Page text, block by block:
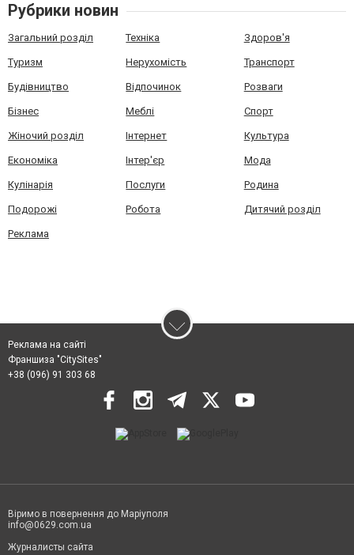
Рубрики новин
Загальний розділ Техніка Здоров'я
Туризм Нерухомість Транспорт
Будівництво Відпочинок Розваги
Бізнес Меблі Спорт
Жіночий розділ Інтернет Культура
Економіка Інтер'єр Мода
Кулінарія Послуги Родина
Подорожі Робота Дитячий розділ
Реклама
Реклама на сайті
Франшиза "CitySites"
+38 (096) 91 303 68
Віримо в повернення до Маріуполя
info@0629.com.ua
Журналисты сайта